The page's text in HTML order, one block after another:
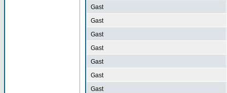
Gast
Gast
Gast
Gast
Gast
Gast
Gast